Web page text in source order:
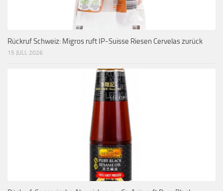
Rückruf Schweiz: Migros ruft IP-Suisse Riesen Cervelas zurück
15 JULI, 2026